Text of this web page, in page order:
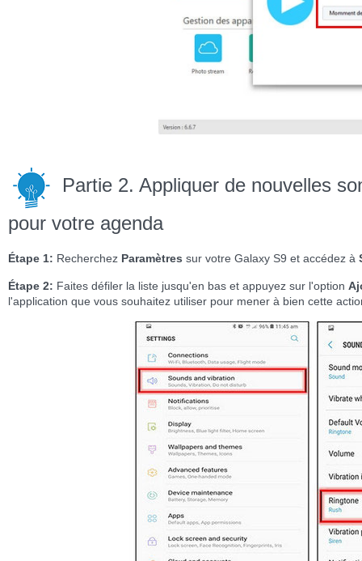
Partie 2. Appliquer de nouvelles
pour votre agenda
Étape 1: Recherchez Paramètres sur votre Galaxy S9 et accédez à
Étape 2: Faites défiler la liste jusqu'en bas et appuyez sur l'option
l'application que vous souhaitez utiliser pour mener à bien cette